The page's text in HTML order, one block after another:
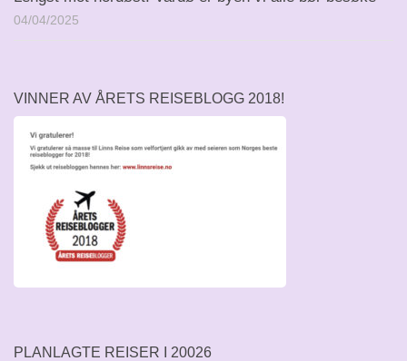
04/04/2025
VINNER AV ÅRETS REISEBLOGG 2018!
PLANLAGTE REISER I 20026